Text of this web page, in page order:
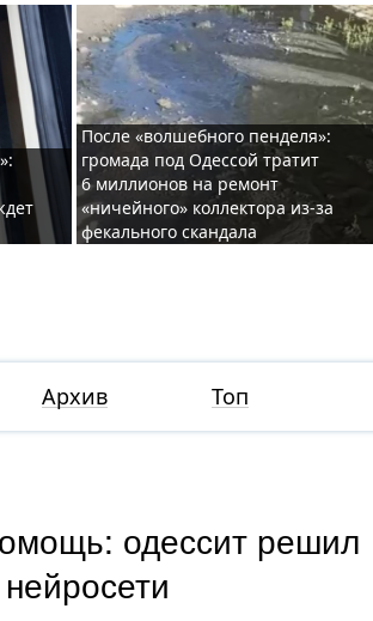
После «волшебного пенделя»:
громада под Одессой тратит
6 миллионов на ремонт
«ничейного» коллектора из-за
фекального скандала
Архив Топ
одессит решил